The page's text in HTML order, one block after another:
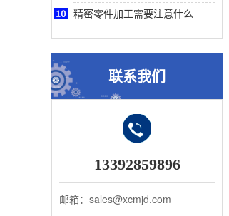
精密零件加工需要注意什么
联系我们
13392859896
邮箱：sales@xcmjd.com